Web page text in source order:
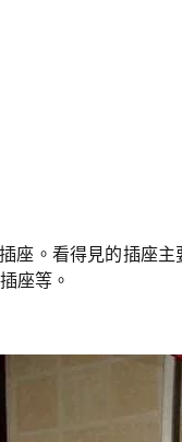
座。 看得見的插座主
座等。